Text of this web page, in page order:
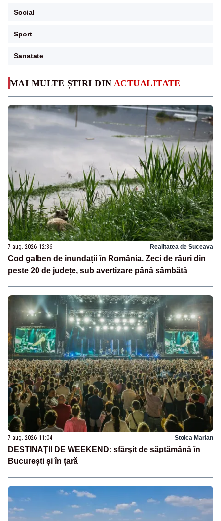
MAI MULTE ȘTIRI DIN ACTUALITATE
7 aug. 2026, 12:36 Realitatea de Suceava
Cod galben de inundații în România. Zeci de râuri din
peste 20 de județe, sub avertizare până sâmbătă
7 aug. 2026, 11:04 Stoica Marian
DESTINAȚII DE WEEKEND: sfârșit de săptămână în
București și în țară
Social
Sport
Sanatate